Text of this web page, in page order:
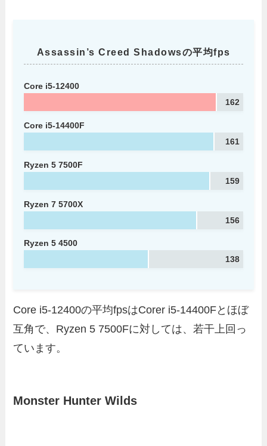
Assassin’s Creed Shadowsの平均fps
Core i5-12400
162
Core i5-14400F
161
Ryzen 5 7500F
159
Ryzen 7 5700X
156
Ryzen 5 4500
138
Core i5-12400の平均fpsはCorer i5-14400Fとほぼ
互角で、Ryzen 5 7500Fに対しては、若干上回っ
ています。
Monster Hunter Wilds